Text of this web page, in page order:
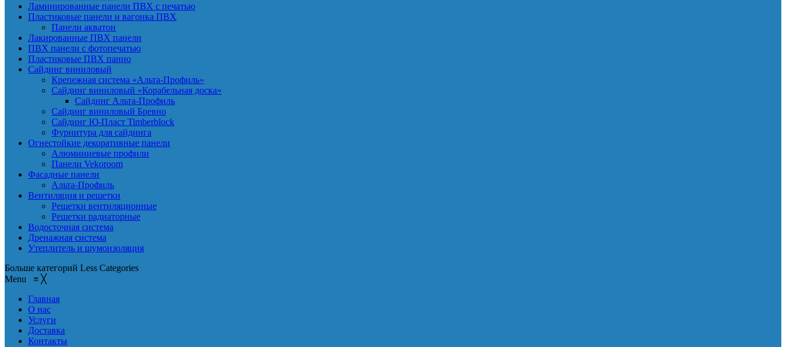
Ламинированные панели ПВХ с печатью
Пластиковые панели и вагонка ПВХ
Панели акватон
Лакированные ПВХ панели
ПВХ панели с фотопечатью
Пластиковые ПВХ панно
Сайдинг виниловый
Крепежная система «Альта-Профиль»
Сайдинг виниловый «Корабельная доска»
Сайдинг Альта-Профиль
Сайдинг виниловый Бревно
Сайдинг Ю-Пласт Timberblock
Фурнитура для сайдинга
Огнестойкие декоративные панели
Алюминиевые профили
Панели Vekoroom
Фасадные панели
Альта-Профиль
Вентиляция и решетки
Решетки вентиляционные
Решетки радиаторные
Водосточная система
Дренажная система
Утеплитель и шумоизоляция
Больше категорий Less Categories
Menu ≡ ╳
Главная
О нас
Услуги
Доставка
Контакты